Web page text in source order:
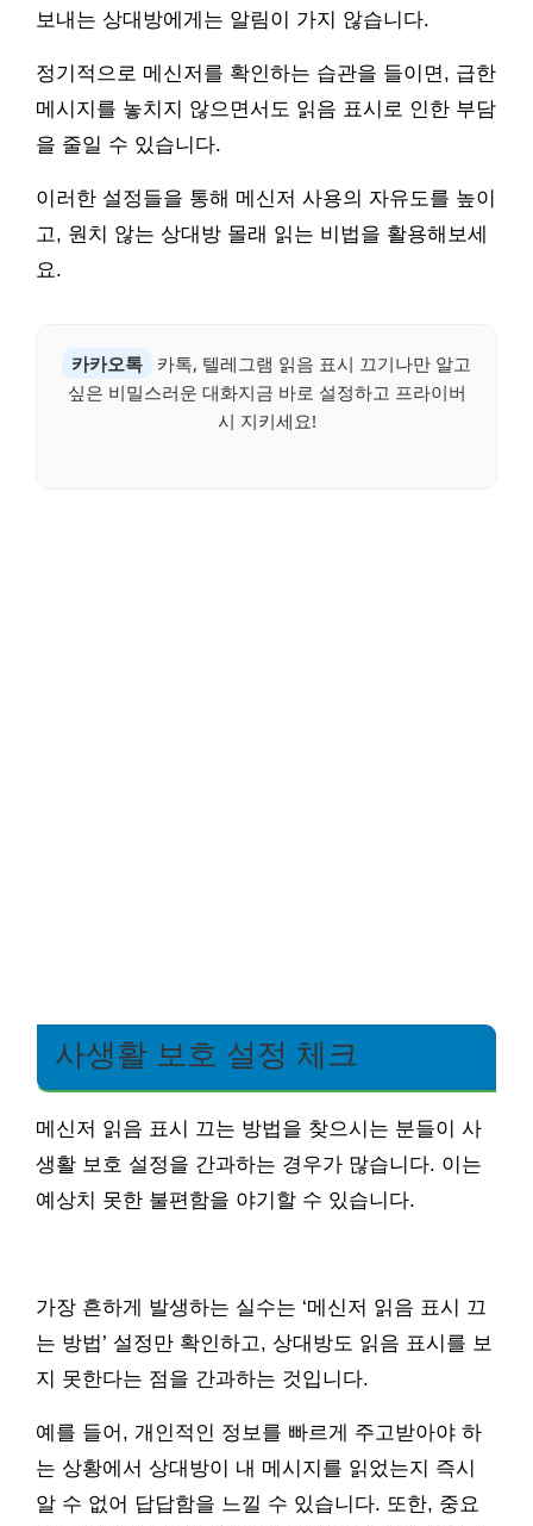
보내는 상대방에게는 알림이 가지 않습니다.
정기적으로 메신저를 확인하는 습관을 들이면, 급한
메시지를 놓치지 않으면서도 읽음 표시로 인한 부담
을 줄일 수 있습니다.
이러한 설정들을 통해 메신저 사용의 자유도를 높이
고, 원치 않는 상대방 몰래 읽는 비법을 활용해보세
요.
카카오톡
카톡, 텔레그램 읽음 표시 끄기나만 알고
싶은 비밀스러운 대화지금 바로 설정하고 프라이버
시 지키세요!
사생활 보호 설정 체크
메신저 읽음 표시 끄는 방법을 찾으시는 분들이 사
생활 보호 설정을 간과하는 경우가 많습니다. 이는
예상치 못한 불편함을 야기할 수 있습니다.
가장 흔하게 발생하는 실수는 ‘메신저 읽음 표시 끄
는 방법’ 설정만 확인하고, 상대방도 읽음 표시를 보
지 못한다는 점을 간과하는 것입니다.
예를 들어, 개인적인 정보를 빠르게 주고받아야 하
는 상황에서 상대방이 내 메시지를 읽었는지 즉시
알 수 없어 답답함을 느낄 수 있습니다. 또한, 중요